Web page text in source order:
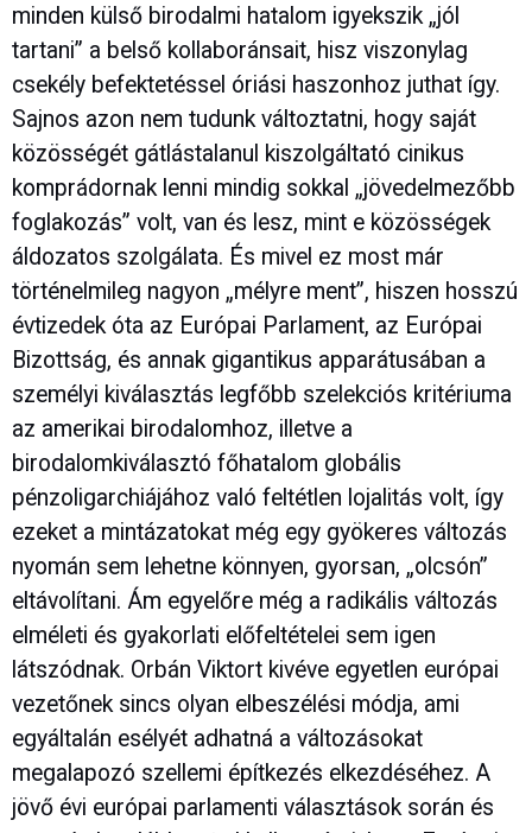
minden külső birodalmi hatalom igyekszik „jól
tartani” a belső kollaboránsait, hisz viszonylag
csekély befektetéssel óriási haszonhoz juthat így.
Sajnos azon nem tudunk változtatni, hogy saját
közösségét gátlástalanul kiszolgáltató cinikus
komprádornak lenni mindig sokkal „jövedelmezőbb
foglakozás” volt, van és lesz, mint e közösségek
áldozatos szolgálata. És mivel ez most már
történelmileg nagyon „mélyre ment”, hiszen hosszú
évtizedek óta az Európai Parlament, az Európai
Bizottság, és annak gigantikus apparátusában a
személyi kiválasztás legfőbb szelekciós kritériuma
az amerikai birodalomhoz, illetve a
birodalomkiválasztó főhatalom globális
pénzoligarchiájához való feltétlen lojalitás volt, így
ezeket a mintázatokat még egy gyökeres változás
nyomán sem lehetne könnyen, gyorsan, „olcsón”
eltávolítani. Ám egyelőre még a radikális változás
elméleti és gyakorlati előfeltételei sem igen
látszódnak. Orbán Viktort kivéve egyetlen európai
vezetőnek sincs olyan elbeszélési módja, ami
egyáltalán esélyét adhatná a változásokat
megalapozó szellemi építkezés elkezdéséhez. A
jövő évi európai parlamenti választások során és